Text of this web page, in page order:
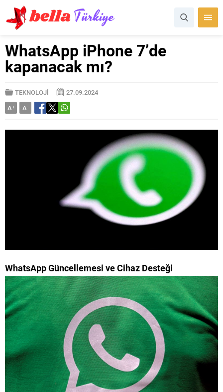
WhatsApp iPhone 7’de
kapanacak mı?
TEKNOLOJİ
27.09.2024
A+ A-
WhatsApp Güncellemesi ve Cihaz Desteği